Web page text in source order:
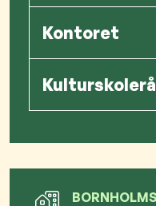
Kontoret